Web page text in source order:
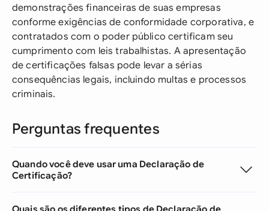
demonstrações financeiras de suas empresas
conforme exigências de conformidade corporativa, e
contratados com o poder público certificam seu
cumprimento com leis trabalhistas. A apresentação
de certificações falsas pode levar a sérias
consequências legais, incluindo multas e processos
criminais.
Perguntas frequentes
Quando você deve usar uma Declaração de
Certificação?